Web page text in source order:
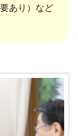
あり）など